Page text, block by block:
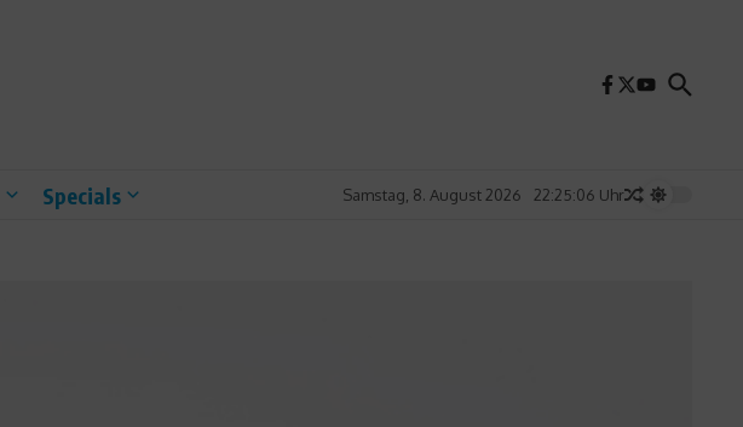
Specials Samstag, 8. August 2026 22:25:07 Uhr